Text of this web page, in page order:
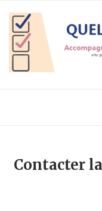
content
Home
Contacter